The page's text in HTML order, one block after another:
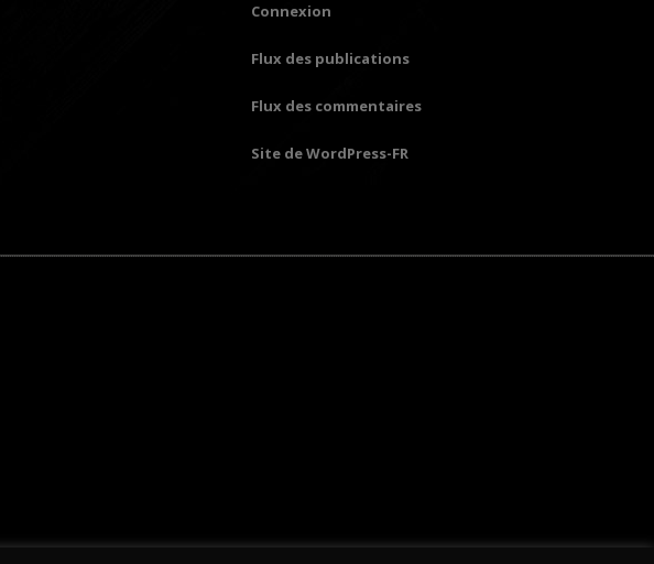
Connexion
Flux des publications
Flux des commentaires
Site de WordPress-FR